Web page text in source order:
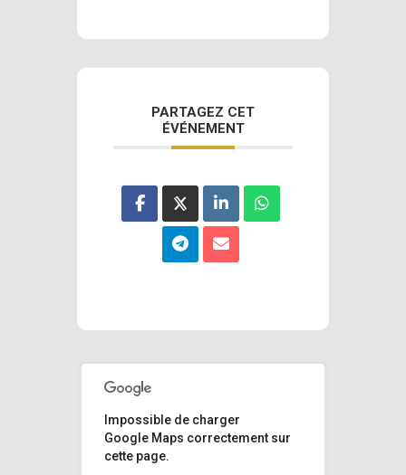
PARTAGEZ CET
ÉVÉNEMENT
Impossible de charger
Google Maps correctement sur
cette page.